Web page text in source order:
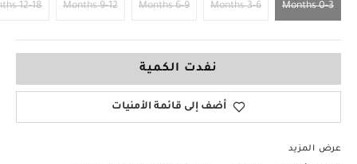
0-3 Months
3-6 Months
6-9 Months
9-12 Months
12-18 Months
نفدت الكمية
أضف إلى قائمة الأمنيات
عرض المزيد